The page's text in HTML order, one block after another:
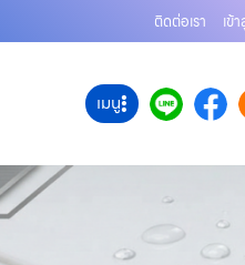
ติดต่อเรา เข้
เมนู